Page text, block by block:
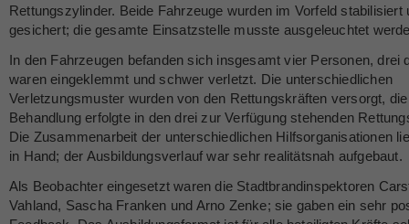
Rettungszylinder. Beide Fahrzeuge wurden im Vorfeld stabilisiert
gesichert; die gesamte Einsatzstelle musste ausgeleuchtet
In den Fahrzeugen befanden sich insgesamt vier Personen, drei
waren eingeklemmt und schwer verletzt. Die unterschiedlichen
Verletzungsmuster wurden von den Rettungskräften versorgt,
Behandlung erfolgte in den drei zur Verfügung stehenden
Die Zusammenarbeit der unterschiedlichen Hilfsorganisationen
in Hand; der Ausbildungsverlauf war sehr realitätsnah aufgebaut.
Als Beobachter eingesetzt waren die Stadtbrandinspektoren
Vahland, Sascha Franken und Arno Zenke; sie gaben ein sehr